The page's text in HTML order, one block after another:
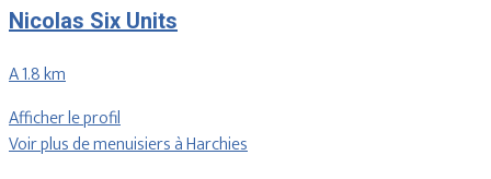
Nicolas Six Units
A 1.8 km
Afficher le profil
Voir plus de menuisiers à Harchies